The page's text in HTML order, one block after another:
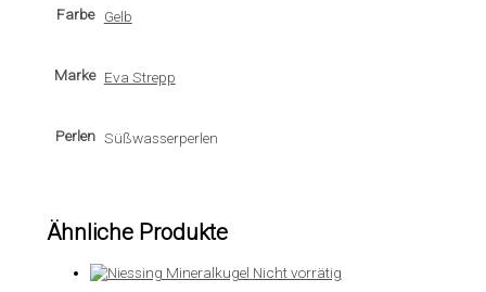
Farbe Gelb
Marke Eva Strepp
Perlen Süßwasserperlen
Ähnliche Produkte
Nicht vorrätig